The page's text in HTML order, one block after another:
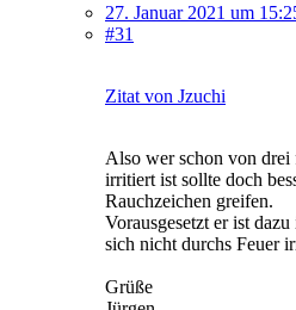
27. Januar 2021 um
#31
Zitat von Jzuchi
Also wer schon von drei
irritiert ist sollte doch
Rauchzeichen greifen.
Vorausgesetzt er ist
sich nicht durchs Feuer
Grüße